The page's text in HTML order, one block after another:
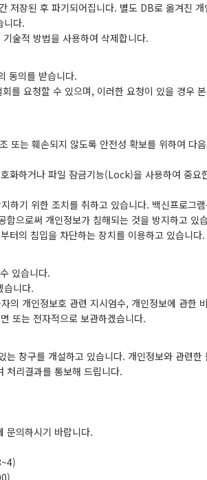
저장된 후 파기되어집니다. 별도 DB로 옮겨진 개
니다.
술적 방법을 사용하여 삭제합니다.
동의를 받습니다.
를 요청할 수 있으며, 이러한 요청이 있을 경우
또는 훼손되지 않도록 안전성 확보를 위하여 다
화하거나 파일 잠금기능(Lock)을 사용하여 중요
하기 위한 조치를 취하고 있습니다. 백신프로그
으로써 개인정보가 침해되는 것을 방지하고 있
터의 침입을 차단하는 장치를 이용하고 있습니다.
있습니다.
습니다.
의 개인정보호 관련 지시엄수, 개인정보에 관한
또는 전자적으로 보관하겠습니다.
창구를 개설하고 있습니다. 개인정보와 관련한
처리결과를 통보해 드립니다.
문의하시기 바랍니다.